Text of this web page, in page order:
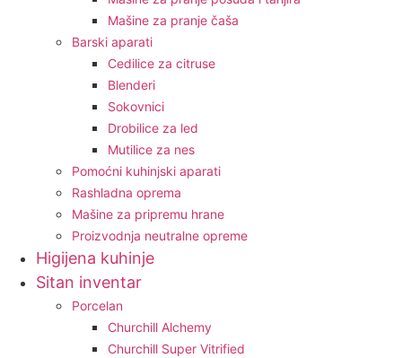
Mašine za pranje čaša
Barski aparati
Cedilice za citruse
Blenderi
Sokovnici
Drobilice za led
Mutilice za nes
Pomoćni kuhinjski aparati
Rashladna oprema
Mašine za pripremu hrane
Proizvodnja neutralne opreme
Higijena kuhinje
Sitan inventar
Porcelan
Churchill Alchemy
Churchill Super Vitrified